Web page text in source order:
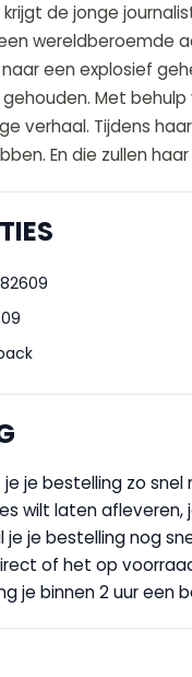
krijgt de jonge
wereldberoemde
een explosief
Met behulp
verhaal. Tijdens
En die zullen
je bestelling zo
wilt laten afleveren,
je je bestelling nog
of het op
je binnen 2 uur een